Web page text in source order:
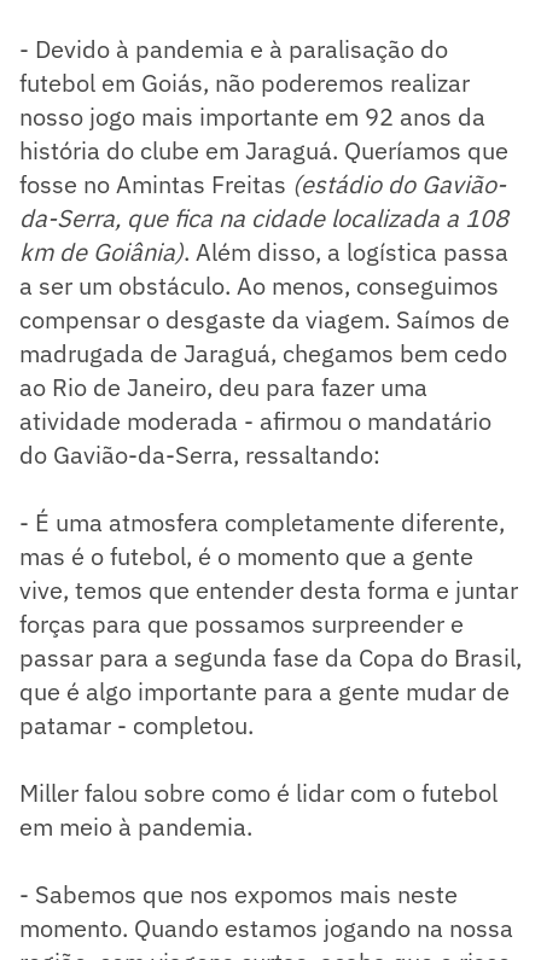
- Devido à pandemia e à paralisação do
futebol em Goiás, não poderemos realizar
nosso jogo mais importante em 92 anos da
história do clube em Jaraguá. Queríamos que
fosse no Amintas Freitas (estádio do Gavião-
da-Serra, que fica na cidade localizada a 108
km de Goiânia). Além disso, a logística passa
a ser um obstáculo. Ao menos, conseguimos
compensar o desgaste da viagem. Saímos de
madrugada de Jaraguá, chegamos bem cedo
ao Rio de Janeiro, deu para fazer uma
atividade moderada - afirmou o mandatário
do Gavião-da-Serra, ressaltando:
- É uma atmosfera completamente diferente,
mas é o futebol, é o momento que a gente
vive, temos que entender desta forma e juntar
forças para que possamos surpreender e
passar para a segunda fase da Copa do Brasil,
que é algo importante para a gente mudar de
patamar - completou.
Miller falou sobre como é lidar com o futebol
em meio à pandemia.
- Sabemos que nos expomos mais neste
momento. Quando estamos jogando na nossa